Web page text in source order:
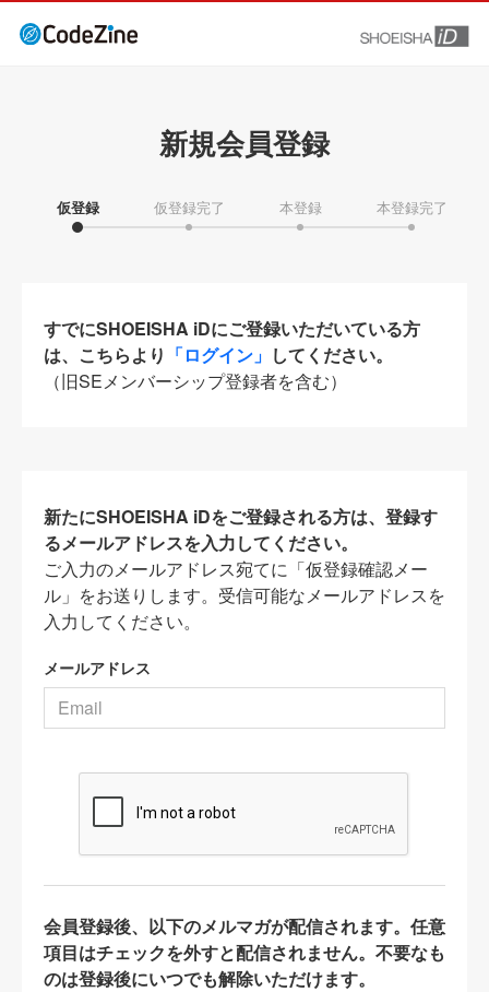
新規会員登録
仮登録 仮登録完了 本登録 本登録完了
すでにSHOEISHA iDにご登録いただいている方
は、こちらより 「ログイン」 してください。
（旧SEメンバーシップ登録者を含む）
新たにSHOEISHA iDをご登録される方は、登録す
るメールアドレスを入力してください。
ご入力のメールアドレス宛てに「仮登録確認メー
ル」をお送りします。受信可能なメールアドレスを
入力してください。
メールアドレス
会員登録後、以下のメルマガが配信されます。任意
項目はチェックを外すと配信されません。不要なも
のは登録後にいつでも解除いただけます。